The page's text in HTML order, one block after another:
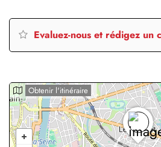
Evaluez-nous et rédigez un
Obtenir l'itinéraire